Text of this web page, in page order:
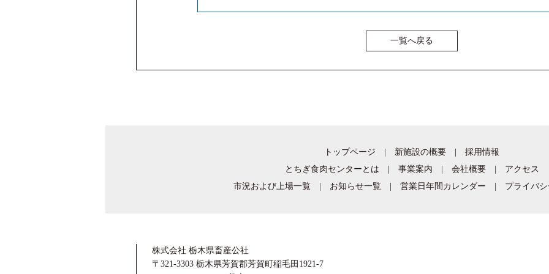
一覧へ戻る
トップページ 新施設の概要
採用情報
とちぎ食肉センターとは
事業案内 会社概要| アクセス
市況および上場一覧| お知らせ一覧| 営業日年間カレンダー プライバ
株式会社 栃木県畜産公社
〒321-3303 栃木県芳賀郡芳賀町稲毛田1921-7